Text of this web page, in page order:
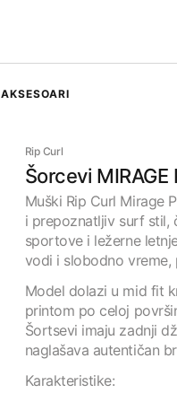
AKSESOARI
Rip Curl
Šorcevi MIRAGE
Muški Rip Curl Mirage
i prepoznatljiv surf stil,
sportove i ležerne
vodi i slobodno
Model dolazi u mid fit
printom po celoj
Šortsevi imaju zadnji
naglašava autentičan
Karakteristike: